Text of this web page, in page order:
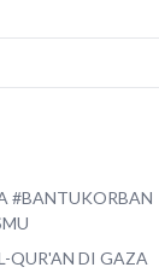
#BANTUKORBAN
QUR'AN DI GAZA